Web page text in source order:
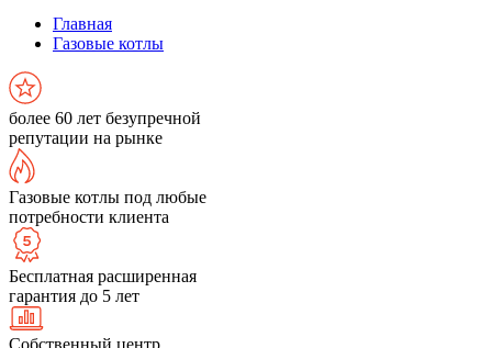
Главная
Газовые котлы
более 60 лет безупречной
репутации на рынке
Газовые котлы под любые
потребности клиента
Бесплатная расширенная
гарантия до 5 лет
Собственный центр